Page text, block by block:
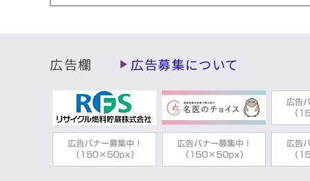
広告欄 広告募集について